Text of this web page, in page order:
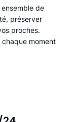
de
préserver
proches.
chaque moment